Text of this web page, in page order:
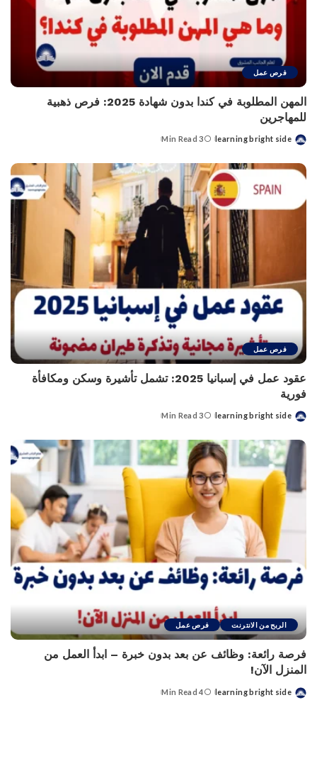
فرص عمل
المهن المطلوبة في كندا بدون شهادة 2025: فرص ذهبية
للمهاجرين
Posted
learning bright side
3 Min Read
فرص عمل
عقود عمل في إسبانيا 2025: تشمل تأشيرة وسكن ومكافأة
فورية
Posted
learning bright side
3 Min Read
الربح من الانترنت فرص عمل
فرصة رائعة: وظائف عن بعد بدون خبرة – ابدأ العمل من
المنزل الآن!
Posted
learning bright side
4 Min Read